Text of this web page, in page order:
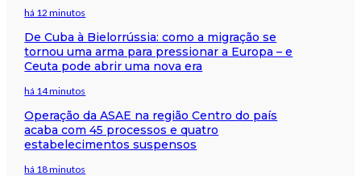
há 12 minutos
De Cuba à Bielorrússia: como a migração se
tornou uma arma para pressionar a Europa – e
Ceuta pode abrir uma nova era
há 14 minutos
Operação da ASAE na região Centro do país
acaba com 45 processos e quatro
estabelecimentos suspensos
há 18 minutos